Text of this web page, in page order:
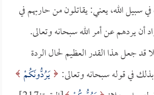
سبيل الله، يعني: يقاتلون من حاربهم في
أن يردهم عن أمر الله سبحانه وتعالى.
جعل هذا القدر العظيم لحال الردة
في قوله سبحانه وتعالى: يَرُدُّونَكُمْ